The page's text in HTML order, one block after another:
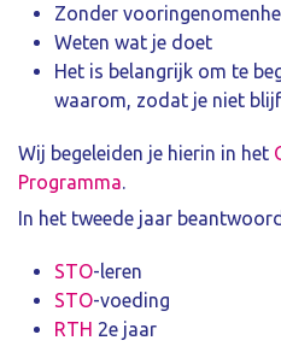
Zonder
Weten wat je doet
Het is belangrijk om te
waarom, zodat je niet
Wij begeleiden je hierin in het
Programma.
In het tweede jaar
STO-leren
STO-voeding
RTH 2e jaar